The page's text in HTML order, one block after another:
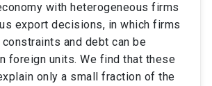
with heterogeneous firms
export decisions, in which firms
and debt can be
foreign units. We find that these
only a small fraction of the